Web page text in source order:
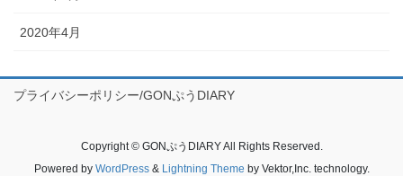
2020年4月
プライバシーポリシー/GONぷうDIARY
Copyright © GONぷうDIARY All Rights Reserved.
Powered by WordPress& Lightning Theme by Vektor,Inc. technology.